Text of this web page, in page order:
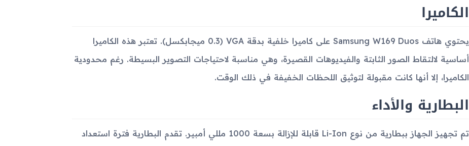
الكاميرا
يحتوي هاتف Samsung W169 Duos على كاميرا خلفية بدقة VGA (0.3 ميجابكسل). تعتبر هذه الكاميرا
أساسية لالتقاط الصور الثابتة والفيديوهات القصيرة، وهي مناسبة لاحتياجات التصوير البسيطة. رغم محدودية
الكاميرا، إلا أنها كانت مقبولة لتوثيق اللحظات الخفيفة في ذلك الوقت.
البطارية والأداء
تم تجهيز الجهاز ببطارية من نوع Li-Ion قابلة للإزالة بسعة 1000 مللي أمبير. تقدم البطارية فترة استعداد